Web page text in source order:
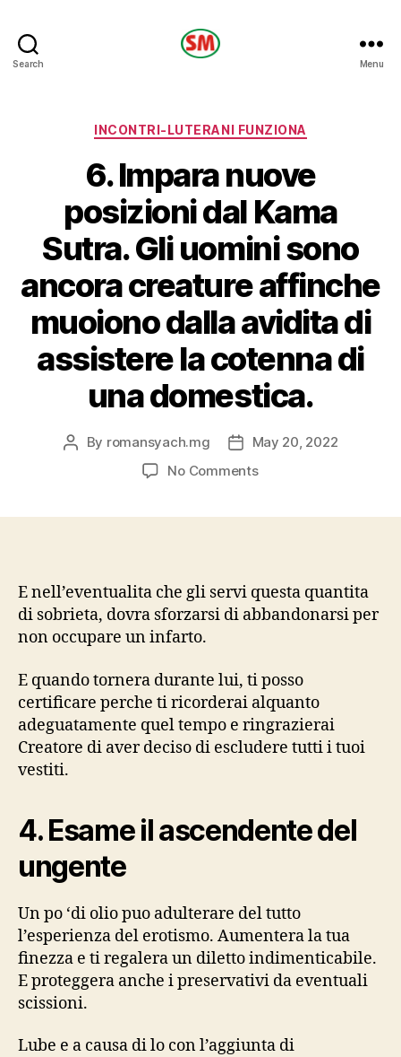
Search Menu
Categories
INCONTRI-LUTERANI FUNZIONA
6. Impara nuove
posizioni dal Kama
Sutra. Gli uomini sono
ancora creature affinche
muoiono dalla avidita di
assistere la cotenna di
una domestica.
Post
By romansyach.mg
PostMay 20, 2022
No Commentson
Kama
Sutra.
ancora
creature
affinche
muoiono
assistere
la
una
domestica.
E nell’eventualita che gli servi questa quantita
di sobrieta, dovra sforzarsi di abbandonarsi per
non occupare un infarto.
E quando tornera durante lui, ti posso
certificare perche ti ricorderai alquanto
adeguatamente quel tempo e ringrazierai
Creatore di aver deciso di escludere tutti i tuoi
vestiti.
4. Esame il ascendente del
ungente
Un po ‘di olio puo adulterare del tutto
l’esperienza del erotismo. Aumentera la tua
finezza e ti regalera un diletto indimenticabile.
E proteggera anche i preservativi da eventuali
scissioni.
Lube e a causa di lo con l’aggiunta di